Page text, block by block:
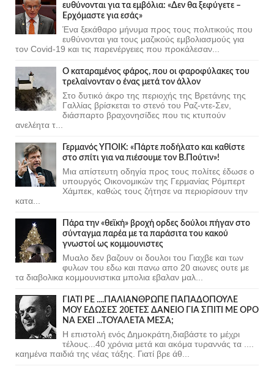
ευθύνονται για τα εμβόλια: «Δεν θα ξεφύγετε –
Ερχόμαστε για εσάς»
Ένα ξεκάθαρο μήνυμα προς τους πολιτικούς που
ευθύνονται για τους μαζικούς εμβολιασμούς για
τον Covid-19 και τις παρενέργειες που προκάλεσαν...
Ο καταραμένος φάρος, που οι φαροφύλακες του
τρελαίνονταν ο ένας μετά τον άλλον
Στο δυτικό άκρο της περιοχής της Βρετάνης της
Γαλλίας βρίσκεται το στενό του Ραζ-ντε-Σεν,
διάσπαρτο βραχονησίδες που τις κτυπούν
ανελέητα τ...
Γερμανός ΥΠΟΙΚ: «Πάρτε ποδήλατο και καθίστε
στο σπίτι για να πιέσουμε τον Β.Πούτιν»!
Μια απίστευτη οδηγία προς τους πολίτες έδωσε ο
υπουργός Οικονομικών της Γερμανίας Ρόμπερτ
Χάμπεκ, καθώς τους ζήτησε να περιορίσουν την
κατα...
Πάρα την «θεϊκή» βροχή ορδες δούλοι πήγαν στο
σύνταγμα παρέα με τα παράσιτα του κακού
γνωστοί ως κομμουνιστες
Μυαλο δεν βαζουν οι δουλοι του Γιαχβε και των
φυλων του εδω και πανω απο 20 αιωνες ουτε με
τα διαβολικα κομμουνιστικα μπολια εβαλαν μαλ...
ΓΙΑΤΙ ΡΕ ....ΠΑΛΙΑΝΘΡΩΠΕ ΠΑΠΑΔΟΠΟΥΛΕ
ΜΟΥ ΕΔΩΣΕΣ 20ΕΤΕΣ ΔΑΝΕΙΟ ΓΙΑ ΣΠΙΤΙ ΜΕ ΟΡΟ
ΝΑ ΕΧΕΙ ...ΤΟΥΑΛΕΤΑ ΜΕΣΑ;
Η επιστολή ενός Δημοκράτη,διαβάστε το μέχρι
τέλους...40 χρόνια μετά και ακόμα τυραννάς τα ....
καημένα παιδιά της νέας τάξης. Γιατί βρε άθ...